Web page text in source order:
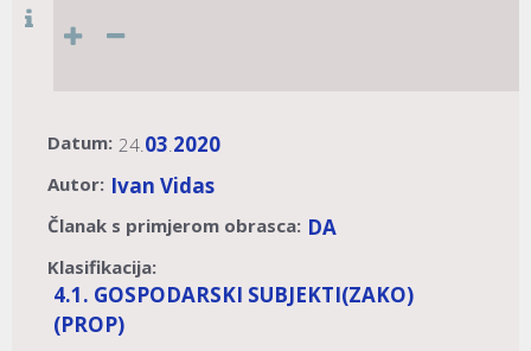
Datum: 24.03.2020
Autor: Ivan Vidas
Članak s primjerom obrasca: DA
Klasifikacija:
4.1. GOSPODARSKI SUBJEKTI(ZAKO)
(PROP)